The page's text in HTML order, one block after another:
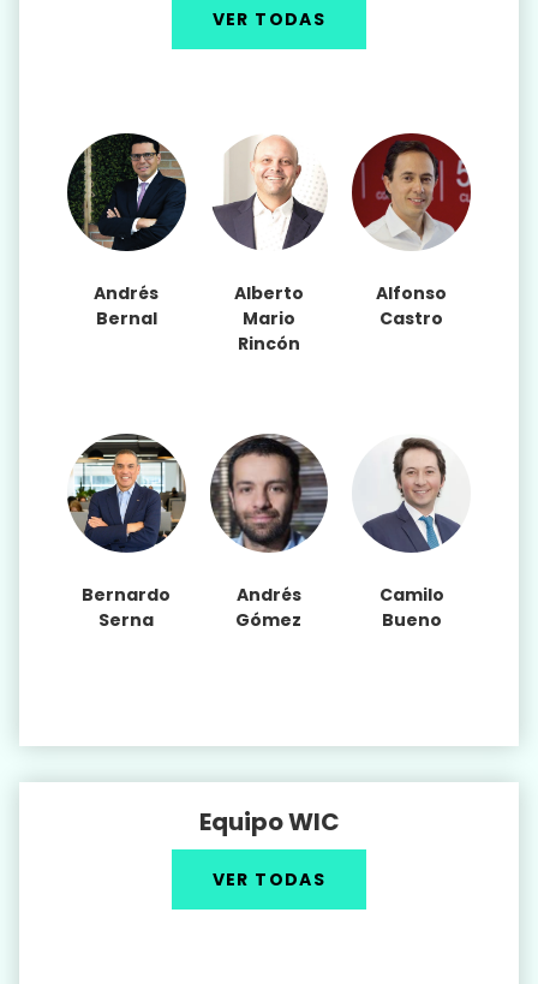
VER TODAS
Andrés
Bernal
Alberto
Mario
Rincón
Alfonso
Castro
Bernardo
Serna
Andrés
Gómez
Camilo
Bueno
Equipo WIC
VER TODAS